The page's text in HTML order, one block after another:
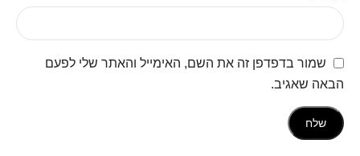
שמור בדפדפן זה את השם, האימייל והאתר שלי לפעם
הבאה שאגיב.